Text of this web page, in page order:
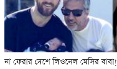
না ফেরার দেশে লিওনেল মেসির বাবা!